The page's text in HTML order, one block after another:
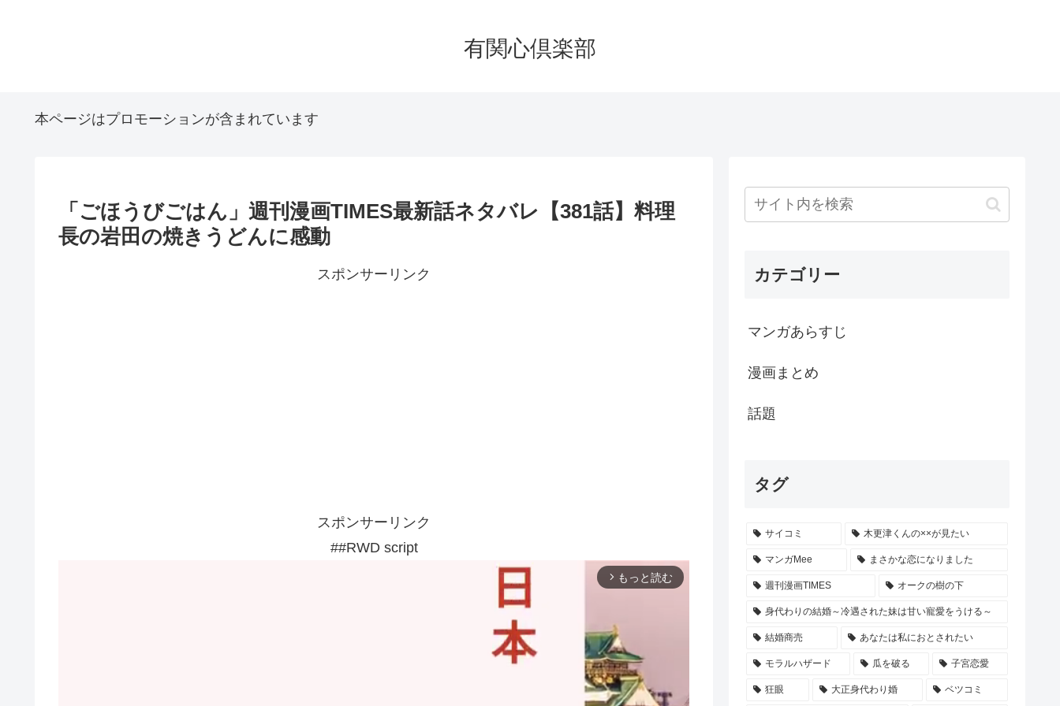
有関心倶楽部
本ページはプロモーションが含まれています
「ごほうびごはん」週刊漫画TIMES最新話ネタバレ【381話】料理
長の岩田の焼きうどんに感動
スポンサーリンク
スポンサーリンク
##RWD script
arrow_forward_ios もっと読む
カテゴリー
マンガあらすじ
漫画まとめ
話題
タグ
サイコミ 木更津くんの××が見たい
マンガMee まさかな恋になりました
週刊漫画TIMES オークの樹の下
身代わりの結婚～冷遇された妹は甘い寵愛をうける～
結婚商売 あなたは私におとされたい
モラルハザード 瓜を破る 子宮恋愛
狂眼 大正身代わり婚 ベツコミ